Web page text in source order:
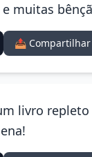
muitas
📤 Compartilhar
livro